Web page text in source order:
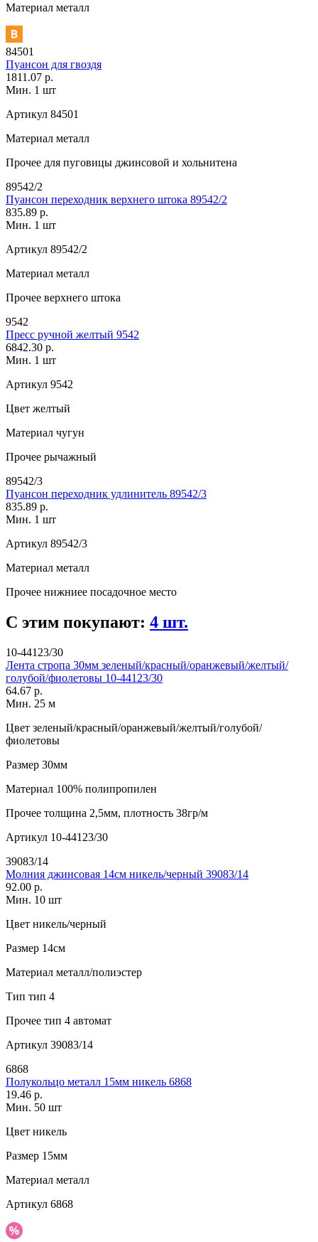
Материал металл
84501
Пуансон для гвоздя
1811.07 р.
Мин. 1 шт
Артикул 84501
Материал металл
Прочее для пуговицы джинсовой и хольнитена
89542/2
Пуансон переходник верхнего штока 89542/2
835.89 р.
Мин. 1 шт
Артикул 89542/2
Материал металл
Прочее верхнего штока
9542
Пресс ручной желтый 9542
6842.30 р.
Мин. 1 шт
Артикул 9542
Цвет желтый
Материал чугун
Прочее рычажный
89542/3
Пуансон переходник удлинитель 89542/3
835.89 р.
Мин. 1 шт
Артикул 89542/3
Материал металл
Прочее нижниее посадочное место
С этим покупают: 4 шт.
10-44123/30
Лента стропа 30мм зеленый/красный/оранжевый/желтый/
голубой/фиолетовы 10-44123/30
64.67 р.
Мин. 25 м
Цвет зеленый/красный/оранжевый/желтый/голубой/
фиолетовы
Размер 30мм
Материал 100% полипропилен
Прочее толщина 2,5мм, плотность 38гр/м
Артикул 10-44123/30
39083/14
Молния джинсовая 14см никель/черный 39083/14
92.00 р.
Мин. 10 шт
Цвет никель/черный
Размер 14см
Материал металл/полиэстер
Тип тип 4
Прочее тип 4 автомат
Артикул 39083/14
6868
Полукольцо металл 15мм никель 6868
19.46 р.
Мин. 50 шт
Цвет никель
Размер 15мм
Материал металл
Артикул 6868